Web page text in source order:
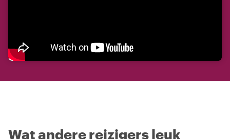
Wat andere reizigers leuk